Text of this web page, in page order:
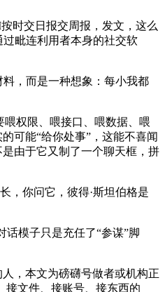
时交日报交周报，发文，这么
过毗连利用者本身的社交软
，而是一种想象：每小我都
权限、喂接口、喂数据、喂
可能“给你处事”，这能不喜闻
由于它又制了一个聊天框，拼
，你问它，彼得·斯坦伯格是
模子只是充任了“参谋”脚
，本文为磅礴号做者或机构正
接文件、接账号、接东西的